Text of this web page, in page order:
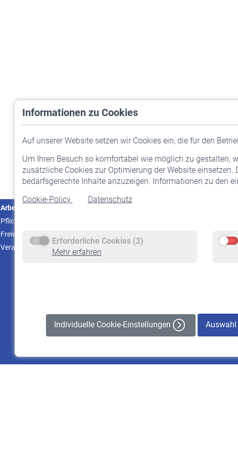
Informationen zu Cookies
Auf unserer Website setzen wir Cookies ein, die für den
Um Ihren Besuch so komfortabel wie möglich zu gestalten,
zusätzliche Cookies zur Optimierung der Website einsetzen.
bedarfsgerechte Inhalte anzuzeigen. Informationen zu den
Cookie-Policy
Datenschutz
Erforderliche Cookies (2)
Mehr erfahren
Individuelle Cookie-Einstellungen Auswahl
Arbeitgeber
Pflichtversicherung
Freiwillige Versicherung
Veranstaltungen
Staatliche Förderung
Rente